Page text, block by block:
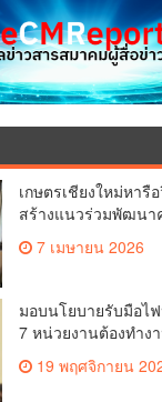
เกษตรเชียงใหม่หารื
สร้างแนวร่วมพัฒน
เกษตรกร สื่อสารข้อ
นโยบายสัมฤทธิ์ผล
7 เมษายน 2026
มอบนโยบายรับมือไ
7 หน่วยงานต้องทำง
คีย์แมนสำคัญทำปัญห
19 พฤศจิกายน